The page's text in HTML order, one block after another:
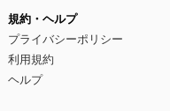
規約・ヘルプ
プライバシーポリシー
利用規約
ヘルプ